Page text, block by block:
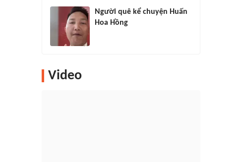
Người quê kể chuyện Huấn
Hoa Hồng
Video